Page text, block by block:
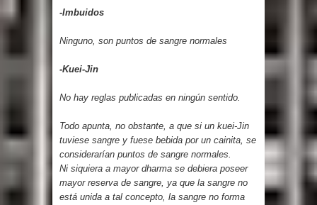
-Imbuidos
Ninguno, son puntos de sangre normales
-Kuei-Jin
No hay reglas publicadas en ningún sentido.
Todo apunta, no obstante, a que si un kuei-Jin
tuviese sangre y fuese bebida por un cainita, se
considerarían puntos de sangre normales.
Ni siquiera a mayor dharma se debiera poseer
mayor reserva de sangre, ya que la sangre no
está unida a tal concepto, la sangre no forma